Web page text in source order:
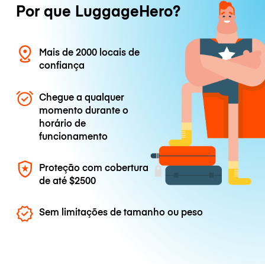
Por que LuggageHero?
Mais de 2000 locais de
confiança
Chegue a qualquer
momento durante o
horário de
funcionamento
Proteção com cobertura
de até$2500
Sem limitações de tamanho ou peso